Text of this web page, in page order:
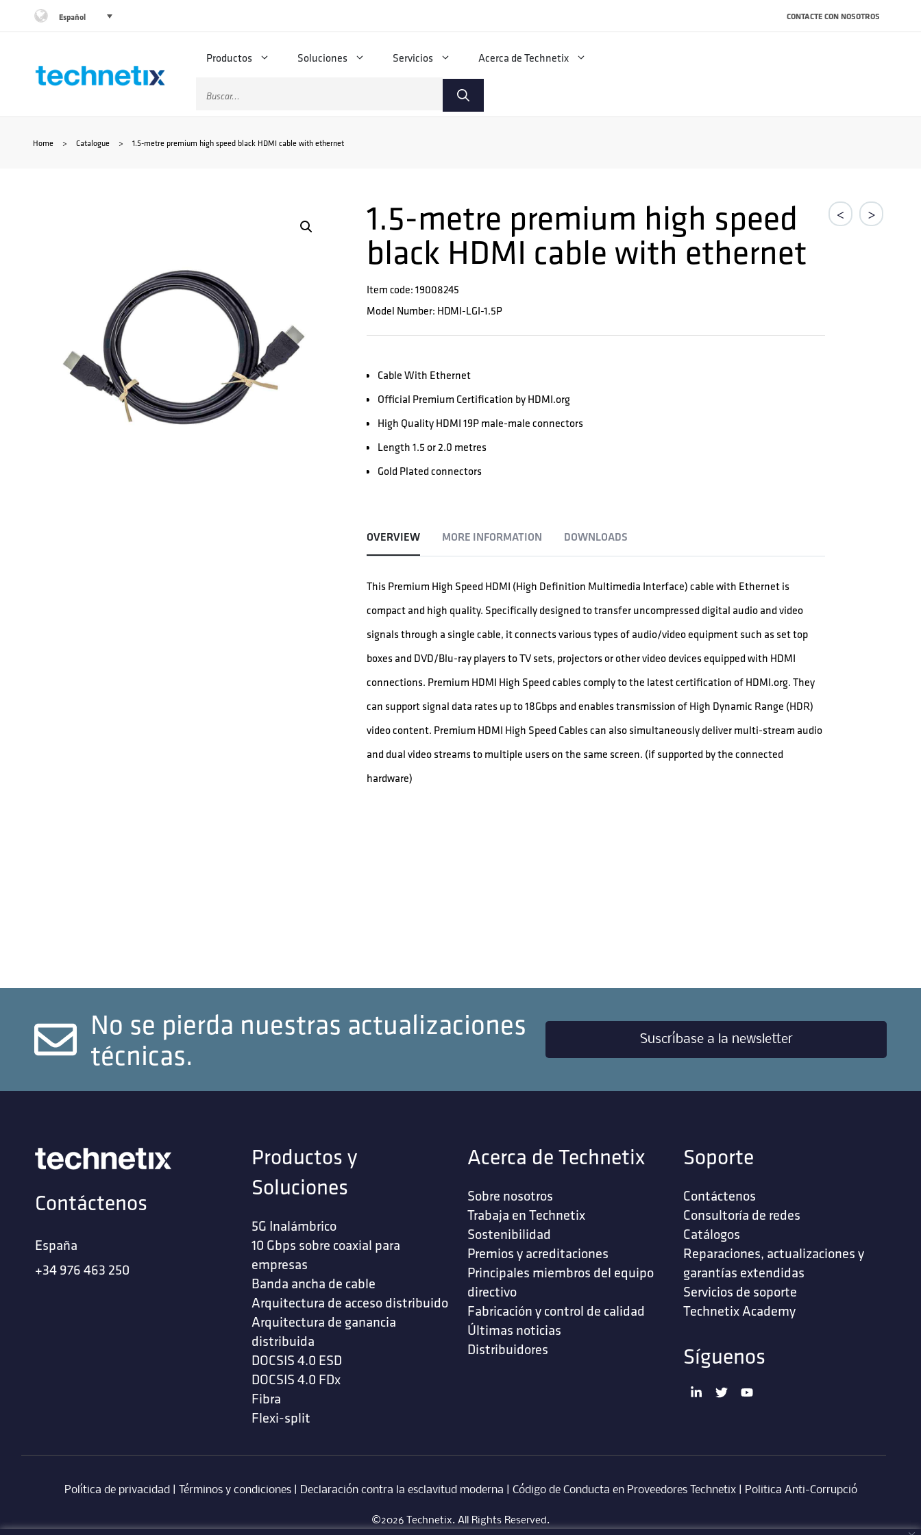
contenido
Español CONTACTE CON NOSOTROS
Productos Soluciones Servicios Acerca de Technetix
Buscar:
Home > Catalogue > 1.5-metre premium high speed black HDMI cable with ethernet
< >
1.5-metre premium high speed
black HDMI cable with ethernet
Item code: 19008245
Model Number: HDMI-LGI-1.5P
Cable With Ethernet
Official Premium Certification by HDMI.org
High Quality HDMI 19P male-male connectors
Length 1.5 or 2.0 metres
Gold Plated connectors
OVERVIEW MORE INFORMATION DOWNLOADS
This Premium High Speed HDMI (High Definition Multimedia Interface) cable with Ethernet is
compact and high quality. Specifically designed to transfer uncompressed digital audio and video
signals through a single cable, it connects various types of audio/video equipment such as set top
boxes and DVD/Blu-ray players to TV sets, projectors or other video devices equipped with HDMI
connections. Premium HDMI High Speed cables comply to the latest certification of HDMI.org. They
can support signal data rates up to 18Gbps and enables transmission of High Dynamic Range (HDR)
video content. Premium HDMI High Speed Cables can also simultaneously deliver multi-stream audio
and dual video streams to multiple users on the same screen. (if supported by the connected
hardware)
No se pierda nuestras actualizaciones
técnicas.
Suscríbase a la newsletter
Contáctenos
España
+34 976 463 250
Productos y
Soluciones
5G Inalámbrico
10 Gbps sobre coaxial para
empresas
Banda ancha de cable
Arquitectura de acceso distribuido
Arquitectura de ganancia
distribuida
DOCSIS 4.0 ESD
DOCSIS 4.0 FDx
Fibra
Flexi-split
Acerca de Technetix
Sobre nosotros
Trabaja en Technetix
Sostenibilidad
Premios y acreditaciones
Principales miembros del equipo
directivo
Fabricación y control de calidad
Últimas noticias
Distribuidores
Soporte
Contáctenos
‎Consultoría de redes‎
Catálogos
Reparaciones, actualizaciones y
garantías extendidas
Servicios de soporte ‎
Technetix Academy
Síguenos
Política de privacidad Términos y condiciones| ‎ Declaración contra la esclavitud moderna Código de Conducta en Proveedores Technetix| Politica Anti-Corrupció
©2026 Technetix. All Rights Reserved.